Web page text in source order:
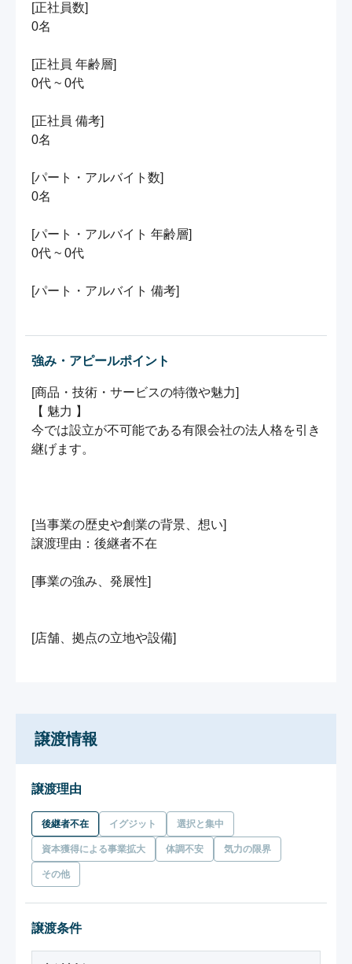
[正社員数]
0名
[正社員 年齢層]
0代 ~ 0代
[正社員 備考]
0名
[パート・アルバイト数]
0名
[パート・アルバイト 年齢層]
0代 ~ 0代
[パート・アルバイト 備考]
強み・アピールポイント
[商品・技術・サービスの特徴や魅力]
【 魅力 】
今では設立が不可能である有限会社の法人格を引き
継げます。
[当事業の歴史や創業の背景、想い]
譲渡理由：後継者不在
[事業の強み、発展性]
[店舗、拠点の立地や設備]
譲渡情報
譲渡理由
後継者不在 イグジット 選択と集中
資本獲得による事業拡大 体調不安 気力の限界
その他
譲渡条件